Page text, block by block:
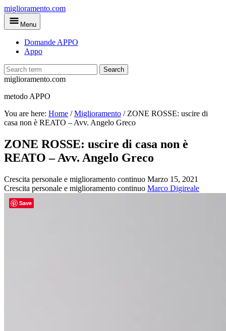
Skip
to
main
miglioramento.com
Menu
Domande APPO
Appo
Search
miglioramento.com
metodo APPO
You are here: Home /Miglioramento / ZONE ROSSE: uscire di
casa non è REATO – Avv. Angelo Greco
ZONE ROSSE: uscire di casa non è
REATO – Avv. Angelo Greco
Crescita personale e miglioramento continuo Marzo 15, 2021
Crescita personale e miglioramento continuo Marco Digireale
Save